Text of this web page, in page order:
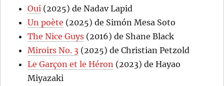
Oui (2025) de Nadav Lapid
Un poète (2025) de Simón Mesa Soto
The Nice Guys (2016) de Shane Black
Miroirs No. 3 (2025) de Christian Petzold
Le Garçon et le Héron (2023) de Hayao
Miyazaki